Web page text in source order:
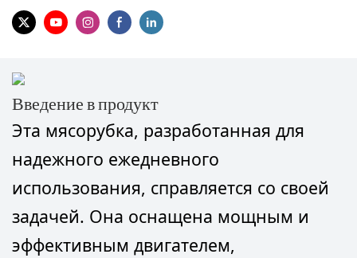
Введение в продукт
Эта мясорубка, разработанная для
надежного ежедневного
использования, справляется со своей
задачей. Она оснащена мощным и
эффективным двигателем,